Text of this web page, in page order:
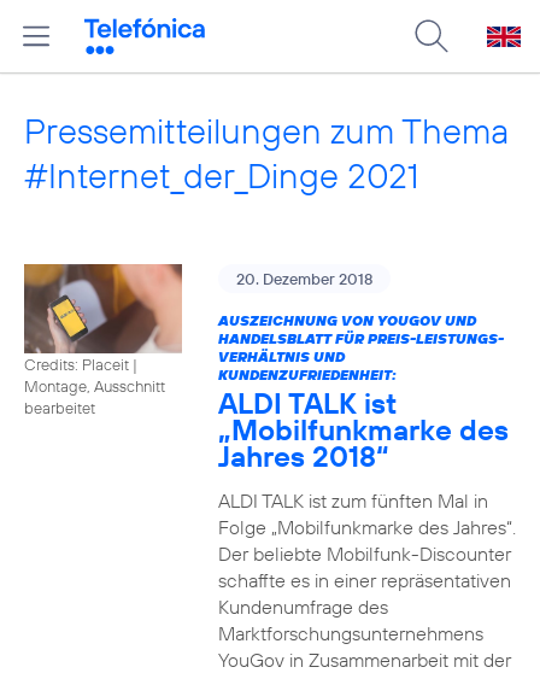
Pressemitteilungen zum Thema
#Internet_der_Dinge 2021
Credits: Placeit |
Montage, Ausschnitt
bearbeitet
20. Dezember 2018
AUSZEICHNUNG VON YOUGOV UND
HANDELSBLATT FÜR PREIS-LEISTUNGS-
VERHÄLTNIS UND
KUNDENZUFRIEDENHEIT:
ALDI TALK ist
„Mobilfunkmarke des
Jahres 2018“
ALDI TALK ist zum fünften Mal in
Folge „Mobilfunkmarke des Jahres“.
Der beliebte Mobilfunk-Discounter
schaffte es in einer repräsentativen
Kundenumfrage des
Marktforschungsunternehmens
YouGov in Zusammenarbeit mit der